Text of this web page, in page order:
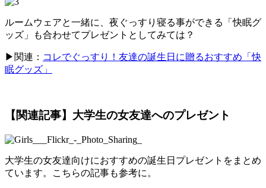
ルームウェアと一緒に、夜ぐっすり寝る事ができる「快眠グ
ッズ」も合わせてプレゼントとしてみては？
▶関連： コレでぐっすり！友達の誕生日に贈るおすすめ「快
眠グッズ」
【関連記事】大学生の女友達へのプレゼント
大学生の女友達向けにおすすめの誕生日プレゼントをまとめ
ています。こちらの記事も参考に。